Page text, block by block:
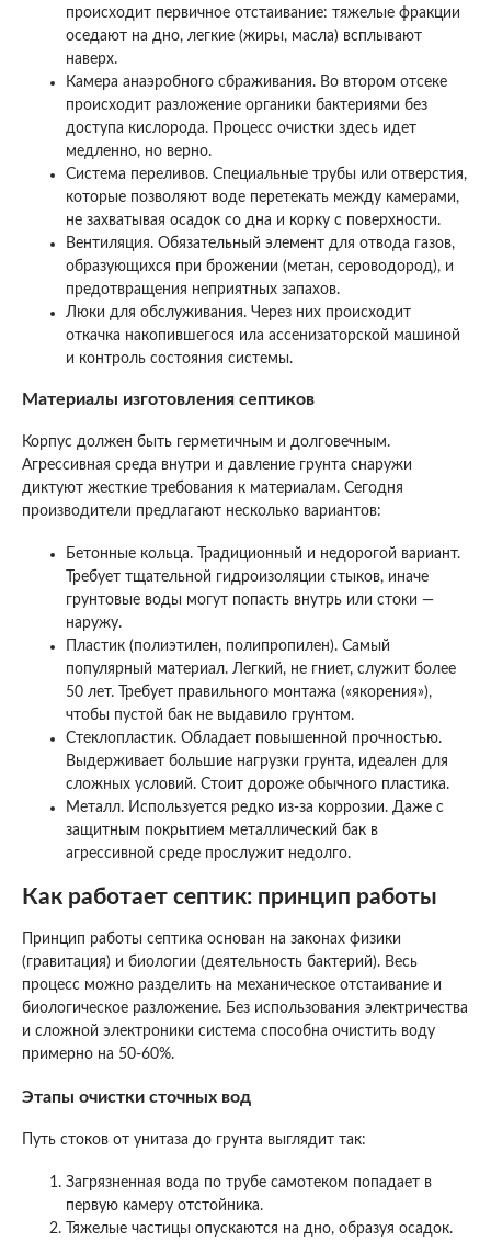
происходит первичное отстаивание: тяжелые фракции
оседают на дно, легкие (жиры, масла) всплывают
наверх.
Камера анаэробного сбраживания. Во втором отсеке
происходит разложение органики бактериями без
доступа кислорода. Процесс очистки здесь идет
медленно, но верно.
Система переливов. Специальные трубы или отверстия,
которые позволяют воде перетекать между камерами,
не захватывая осадок со дна и корку с поверхности.
Вентиляция. Обязательный элемент для отвода газов,
образующихся при брожении (метан, сероводород), и
предотвращения неприятных запахов.
Люки для обслуживания. Через них происходит
откачка накопившегося ила ассенизаторской машиной
и контроль состояния системы.
Материалы изготовления септиков
Корпус должен быть герметичным и долговечным.
Агрессивная среда внутри и давление грунта снаружи
диктуют жесткие требования к материалам. Сегодня
производители предлагают несколько вариантов:
Бетонные кольца. Традиционный и недорогой вариант.
Требует тщательной гидроизоляции стыков, иначе
грунтовые воды могут попасть внутрь или стоки —
наружу.
Пластик (полиэтилен, полипропилен). Самый
популярный материал. Легкий, не гниет, служит более
50 лет. Требует правильного монтажа («якорения»),
чтобы пустой бак не выдавило грунтом.
Стеклопластик. Обладает повышенной прочностью.
Выдерживает большие нагрузки грунта, идеален для
сложных условий. Стоит дороже обычного пластика.
Металл. Используется редко из-за коррозии. Даже с
защитным покрытием металлический бак в
агрессивной среде прослужит недолго.
Как работает септик: принцип работы
Принцип работы септика основан на законах физики
(гравитация) и биологии (деятельность бактерий). Весь
процесс можно разделить на механическое отстаивание и
биологическое разложение. Без использования электричества
и сложной электроники система способна очистить воду
примерно на 50-60%.
Этапы очистки сточных вод
Путь стоков от унитаза до грунта выглядит так:
Загрязненная вода по трубе самотеком попадает в
первую камеру отстойника.
Тяжелые частицы опускаются на дно, образуя осадок.